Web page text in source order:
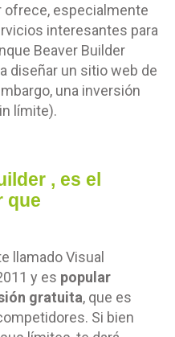
ofrece, especialmente
interesantes para
Beaver Builder
diseñar un sitio web de
una inversión
límite).
, es el
que
llamado Visual
y es popular
gratuita, que es
Si bien